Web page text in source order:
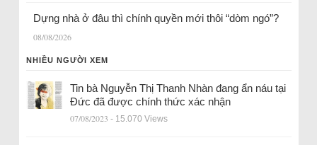
Dựng nhà ở đâu thì chính quyền mới thôi “dòm ngó”?
08/08/2026
NHIỀU NGƯỜI XEM
Tin bà Nguyễn Thị Thanh Nhàn đang ẩn náu tại
Đức đã được chính thức xác nhận
07/08/2023 - 15.070 Views